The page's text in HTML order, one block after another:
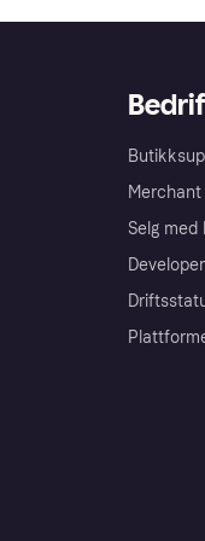
Selg med